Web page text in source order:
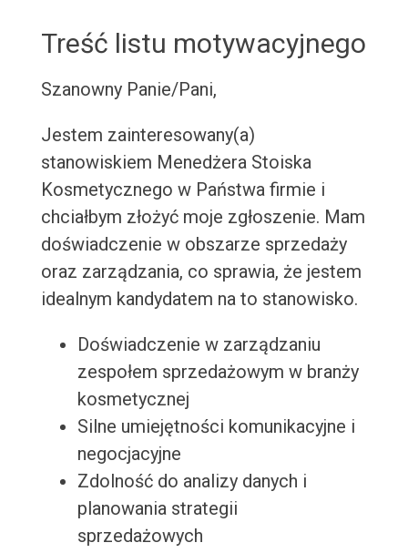
Treść listu motywacyjnego
Szanowny Panie/Pani,
Jestem zainteresowany(a)
stanowiskiem Menedżera Stoiska
Kosmetycznego w Państwa firmie i
chciałbym złożyć moje zgłoszenie. Mam
doświadczenie w obszarze sprzedaży
oraz zarządzania, co sprawia, że jestem
idealnym kandydatem na to stanowisko.
Doświadczenie w zarządzaniu
zespołem sprzedażowym w branży
kosmetycznej
Silne umiejętności komunikacyjne i
negocjacyjne
Zdolność do analizy danych i
planowania strategii
sprzedażowych